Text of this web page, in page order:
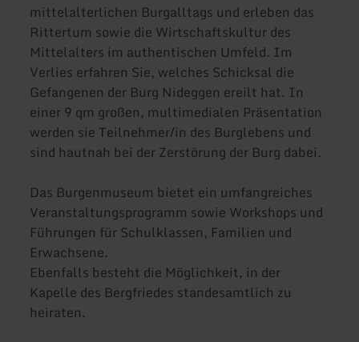
mittelalterlichen Burgalltags und erleben das
Rittertum sowie die Wirtschaftskultur des
Mittelalters im authentischen Umfeld. Im
Verlies erfahren Sie, welches Schicksal die
Gefangenen der Burg Nideggen ereilt hat. In
einer 9 qm großen, multimedialen Präsentation
werden sie Teilnehmer/in des Burglebens und
sind hautnah bei der Zerstörung der Burg dabei.
Das Burgenmuseum bietet ein umfangreiches
Veranstaltungsprogramm sowie Workshops und
Führungen für Schulklassen, Familien und
Erwachsene.
Ebenfalls besteht die Möglichkeit, in der
Kapelle des Bergfriedes standesamtlich zu
heiraten.